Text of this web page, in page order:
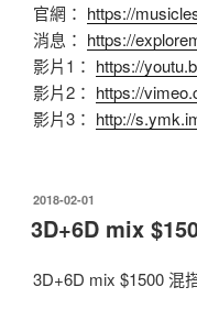
官網： https://
消息： https://
影片1： https://
影片2： https://
影片3： http://
發
於
2018-02-01
3D+6D mix
3D+6D mix $1500 混